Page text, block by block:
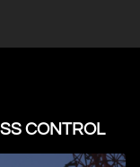
CONTROL